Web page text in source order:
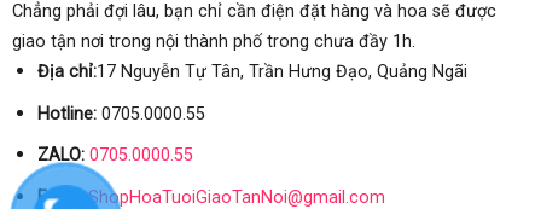
Chẳng phải đợi lâu, bạn chỉ cần điện đặt hàng và hoa sẽ được
giao tận nơi trong nội thành phố trong chưa đầy 1h.
Địa chỉ:17 Nguyễn Tự Tân, Trần Hưng Đạo, Quảng Ngãi
Hotline:0705.0000.55
ZALO: 0705.0000.55
Email: ShopHoaTuoiGiaoTanNoi@gmail.com